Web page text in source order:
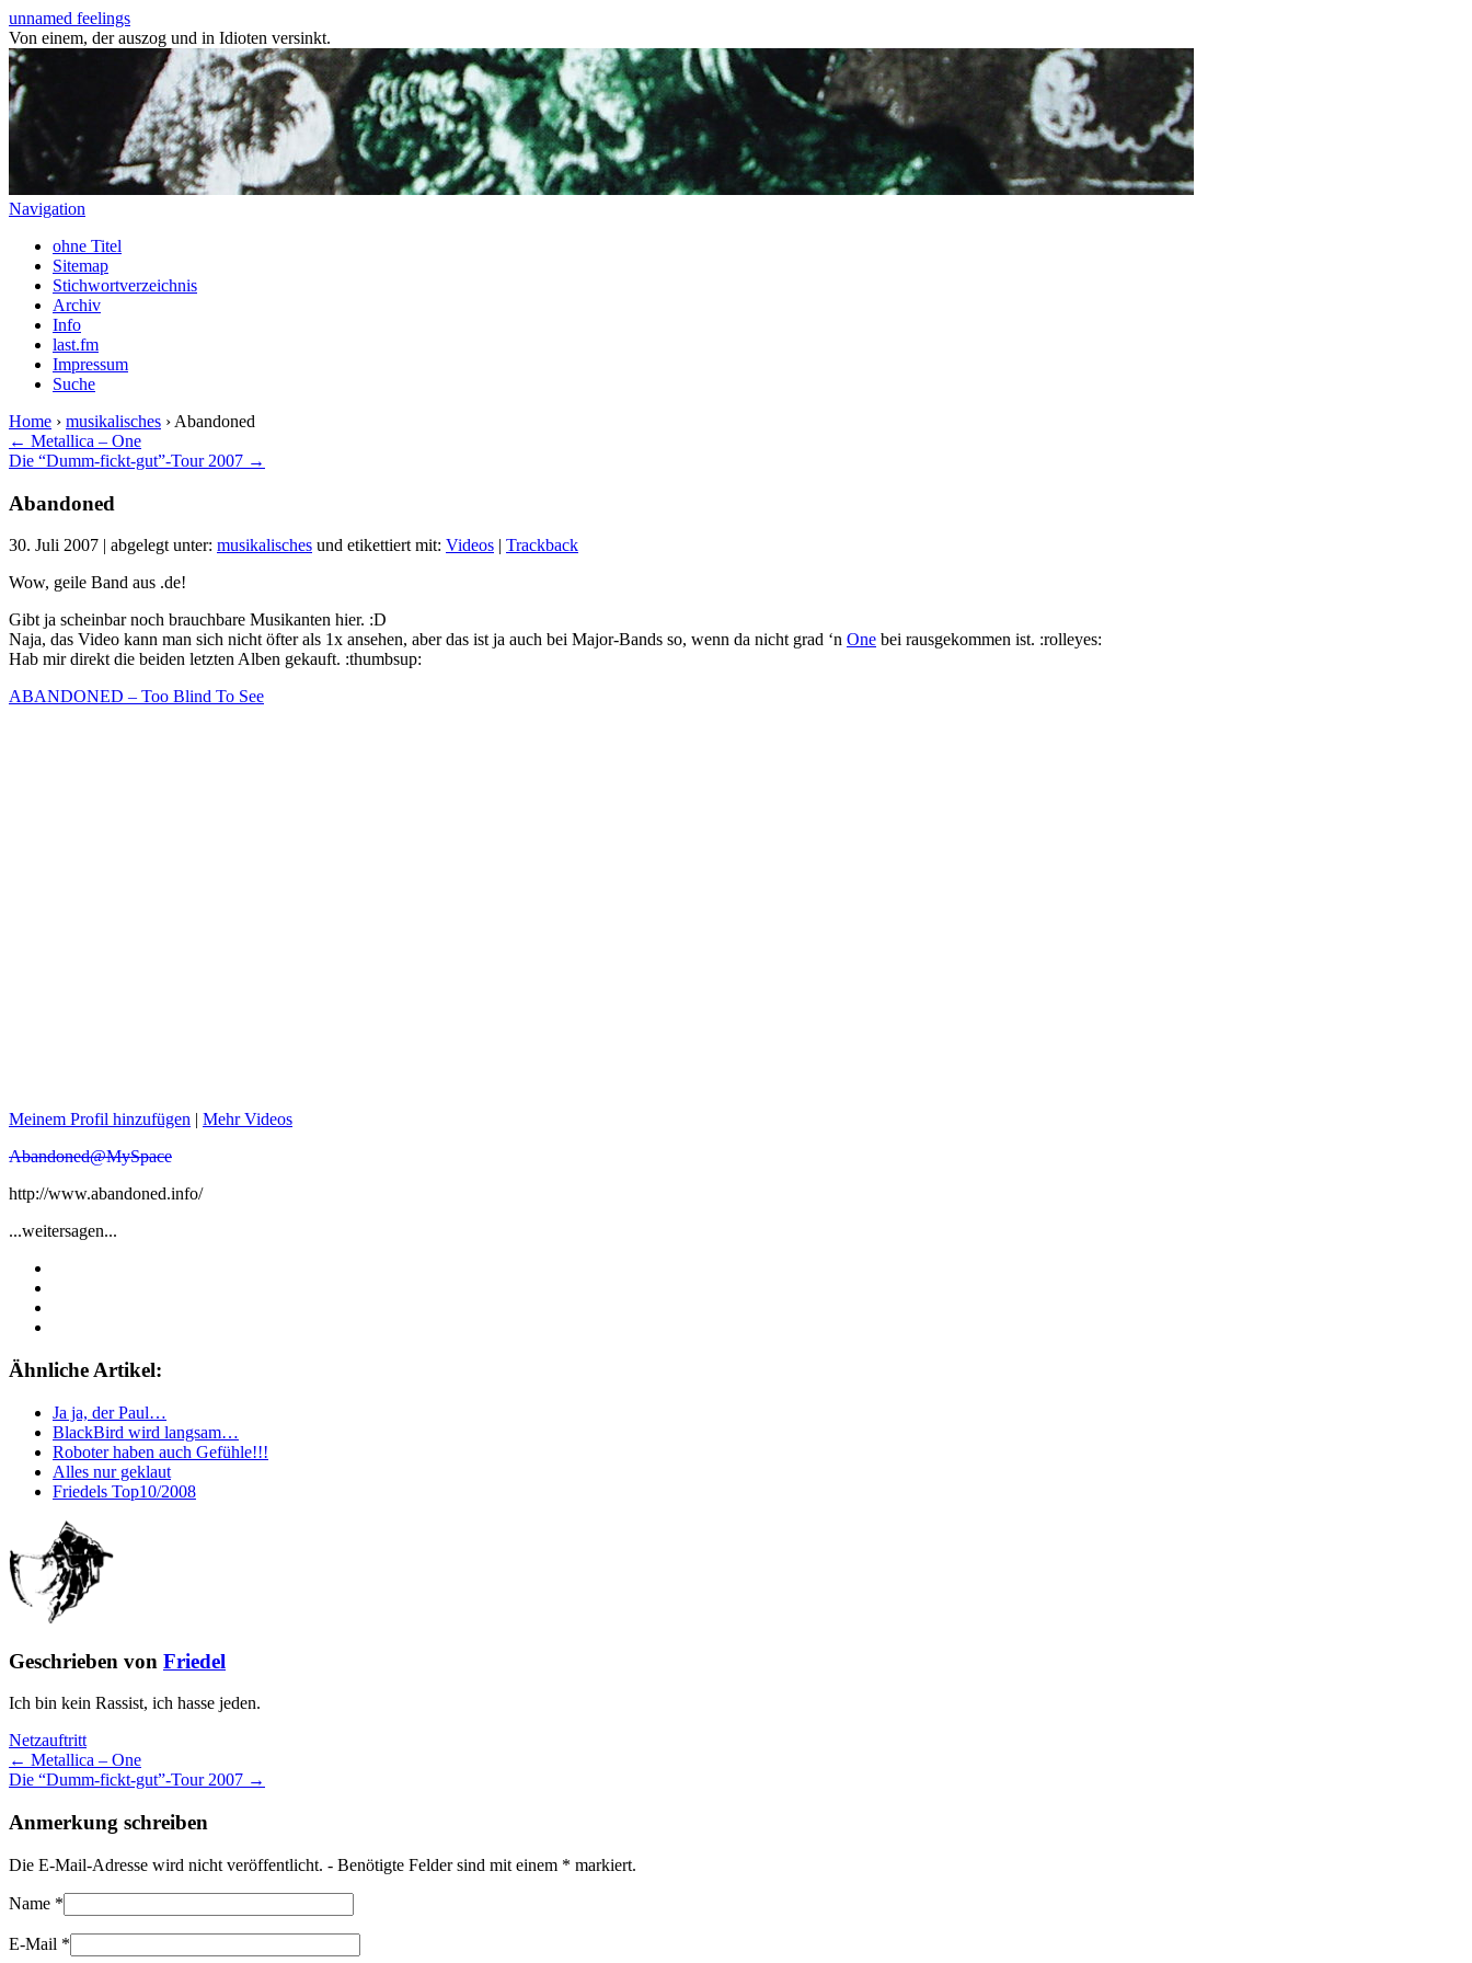
unnamed feelings
Von einem, der auszog und in Idioten versinkt.
Navigation
ohne Titel
Sitemap
Stichwortverzeichnis
Archiv
Info
last.fm
Impressum
Suche
Home › musikalisches › Abandoned
← Metallica – One
Die “Dumm-fickt-gut”-Tour 2007 →
Abandoned
30. Juli 2007 | abgelegt unter: musikalisches und etikettiert mit: Videos | Trackback
Wow, geile Band aus .de!
Gibt ja scheinbar noch brauchbare Musikanten hier. :D
Naja, das Video kann man sich nicht öfter als 1x ansehen, aber das ist ja auch bei Major-Bands so, wenn da nicht grad ‘n One bei rausgekommen ist. :rolleyes:
Hab mir direkt die beiden letzten Alben gekauft. :thumbsup:
ABANDONED – Too Blind To See
Meinem Profil hinzufügen | Mehr Videos
Abandoned@MySpace
http://www.abandoned.info/
...weitersagen...
Ähnliche Artikel:
Ja ja, der Paul…
BlackBird wird langsam…
Roboter haben auch Gefühle!!!
Alles nur geklaut
Friedels Top10/2008
Geschrieben von Friedel
Ich bin kein Rassist, ich hasse jeden.
Netzauftritt
← Metallica – One
Die “Dumm-fickt-gut”-Tour 2007 →
Anmerkung schreiben
Die E-Mail-Adresse wird nicht veröffentlicht. - Benötigte Felder sind mit einem * markiert.
Name *
E-Mail *